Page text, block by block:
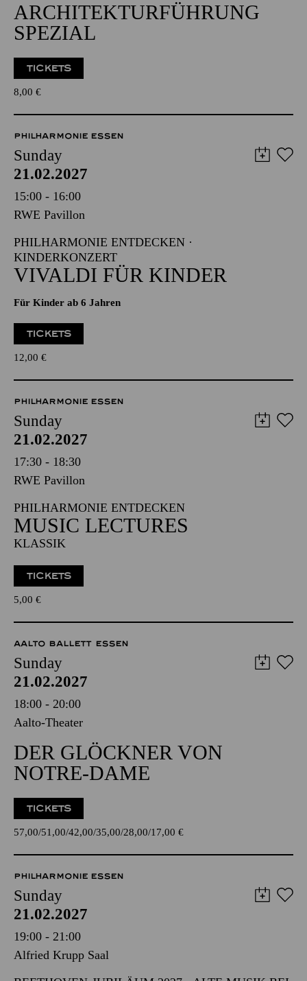
ARCHITEKTURFÜHRUNG
SPEZIAL
TICKETS
8,00 €
PHILHARMONIE ESSEN
Sunday
21.02.2027
15:00 - 16:00
RWE Pavillon
PHILHARMONIE ENTDECKEN ·
KINDERKONZERT
VIVALDI FÜR KINDER
Für Kinder ab 6 Jahren
TICKETS
12,00 €
PHILHARMONIE ESSEN
Sunday
21.02.2027
17:30 - 18:30
RWE Pavillon
PHILHARMONIE ENTDECKEN
MUSIC LECTURES
KLASSIK
TICKETS
5,00 €
AALTO BALLETT ESSEN
Sunday
21.02.2027
18:00 - 20:00
Aalto-Theater
DER GLÖCKNER VON
NOTRE-DAME
TICKETS
57,00 51,00 42,00 35,00 28,00 17,00 €
PHILHARMONIE ESSEN
Sunday
21.02.2027
19:00 - 21:00
Alfried Krupp Saal